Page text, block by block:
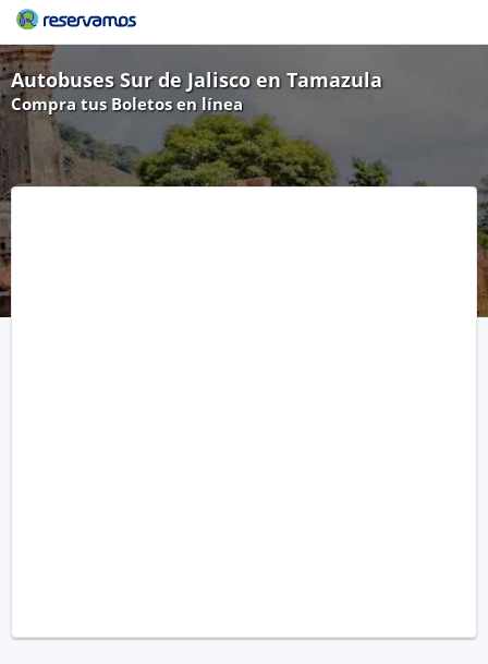
Autobuses Sur de Jalisco en Tamazula
Compra tus Boletos en línea